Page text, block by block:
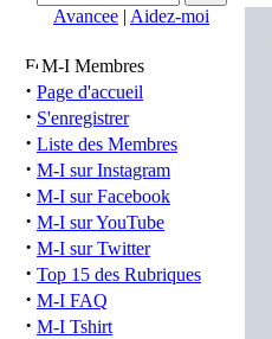
Avancee | Aidez-moi
M-I Membres
· Page d'accueil
· S'enregistrer
· Liste des Membres
· M-I sur Instagram
· M-I sur Facebook
· M-I sur YouTube
· M-I sur Twitter
· Top 15 des Rubriques
· M-I FAQ
· M-I Tshirt